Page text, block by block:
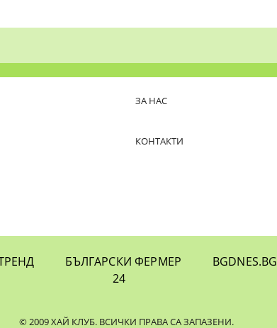
ЗА НАС
КОНТАКТИ
БЪЛГАРСКИ ФЕРМЕР BGDNES.BG
24
© 2009 ХАЙ КЛУБ. ВСИЧКИ ПРАВА СА ЗАПАЗЕНИ.